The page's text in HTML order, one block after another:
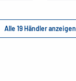
Alle 19 Händler anzeigen